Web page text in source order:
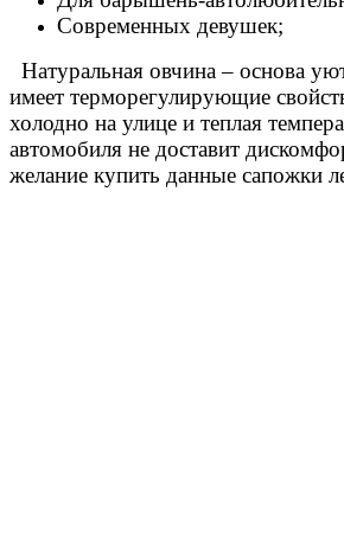
Современных девушек;
Натуральная овчина – основа
имеет терморегулирующие
холодно на улице и теплая
автомобиля не доставит
желание купить данные сапожки